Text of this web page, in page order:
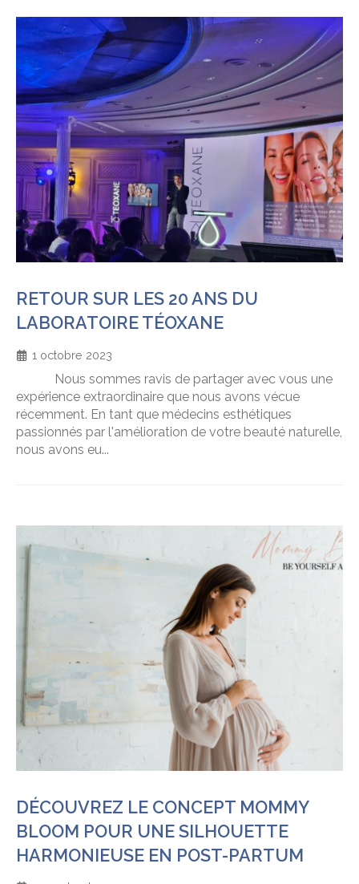
RETOUR SUR LES 20 ANS DU
LABORATOIRE TÉOXANE
1 octobre 2023
Nous sommes ravis de partager avec vous une
expérience extraordinaire que nous avons vécue
récemment. En tant que médecins esthétiques
passionnés par l'amélioration de votre beauté naturelle,
nous avons eu...
DÉCOUVREZ LE CONCEPT MOMMY
BLOOM POUR UNE SILHOUETTE
HARMONIEUSE EN POST-PARTUM